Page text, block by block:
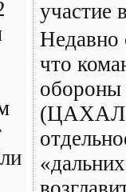
участие
Недавно
что
обороны
(ЦАХАЛ)